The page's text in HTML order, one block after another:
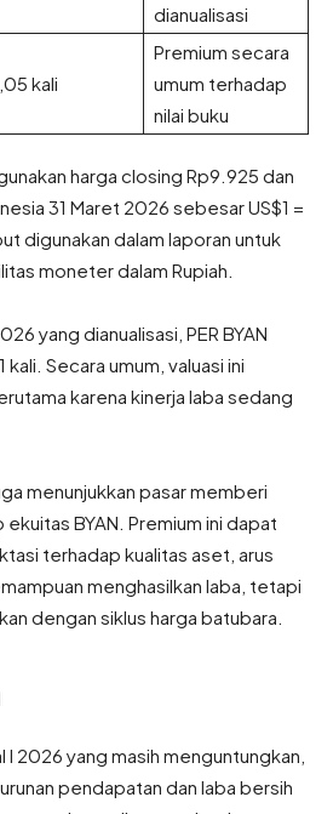
dianualisasi
kali
Premium secara
umum terhadap
nilai buku
harga closing Rp9.925 dan
31 Maret 2026 sebesar US$1 =
digunakan dalam laporan untuk
moneter dalam Rupiah.
yang dianualisasi, PER BYAN
Secara umum, valuasi ini
karena kinerja laba sedang
menunjukkan pasar memberi
BYAN. Premium ini dapat
terhadap kualitas aset, arus
menghasilkan laba, tetapi
dengan siklus harga batubara.
I 2026 yang masih menguntungkan,
pendapatan dan laba bersih